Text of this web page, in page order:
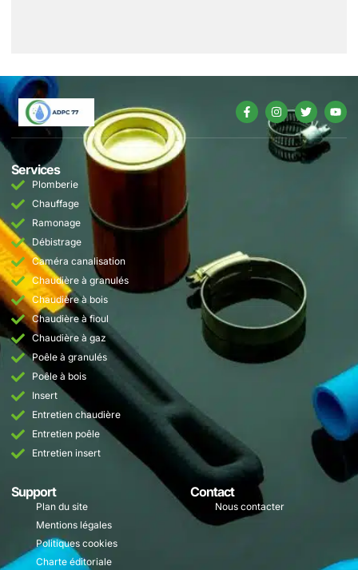
Services
Plomberie
Chauffage
Ramonage
Débistrage
Caméra canalisation
Chaudière à granulés
Chaudière à bois
Chaudière à fioul
Chaudière à gaz
Poêle à granulés
Poêle à bois
Insert
Entretien chaudière
Entretien poêle
Entretien insert
Support
Plan du site
Mentions légales
Politiques cookies
Charte éditoriale
Contact
Nous contacter